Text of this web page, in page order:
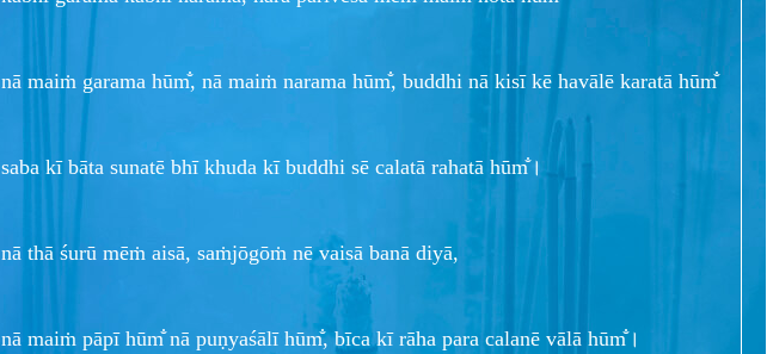
nā maiṁ garama hūm̐, nā maiṁ narama hūm̐, buddhi nā kisī kē havālē karatā hūm̐
saba kī bāta sunatē bhī khuda kī buddhi sē calatā rahatā hūm̐।
nā thā śurū mēṁ aisā, saṁjōgōṁ nē vaisā banā diyā,
nā maiṁ pāpī hūm̐ nā puṇyaśālī hūm̐, bīca kī rāha para calanē vālā hūm̐।